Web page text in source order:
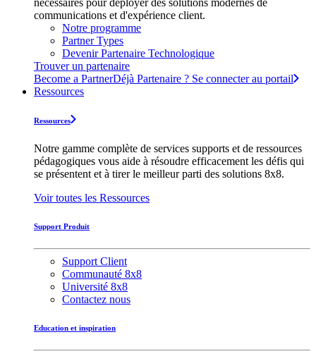
communications et d'expérience client.
Notre programme
Partner Types
Devenir Partenaire Technologique
Trouver un partenaire
Become a PartnerDéjà Partenaire ? Se connecter au portail
Ressources
Ressources
Notre gamme complète de services supports et de ressources
pédagogiques vous aide à résoudre efficacement les défis qui
se présentent et à tirer le meilleur parti des solutions 8x8.
Voir toutes les Ressources
Support Produit
Support Client
Communauté 8x8
Université 8x8
Contactez nous
Education et inspiration